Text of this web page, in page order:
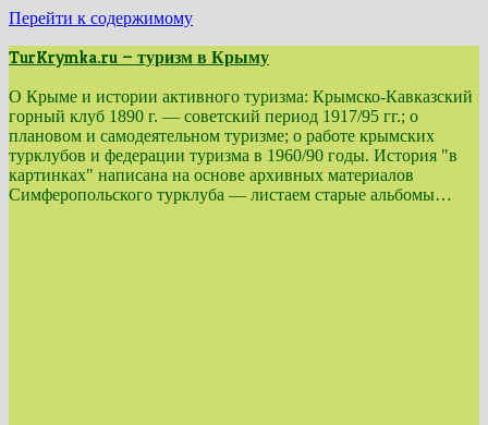
Перейти к содержимому
TurKrymka.ru — туризм в Крыму
О Крыме и истории активного туризма: Крымско-Кавказский
горный клуб 1890 г. — советский период 1917/95 гг.; о
плановом и самодеятельном туризме; о работе крымских
турклубов и федерации туризма в 1960/90 годы. История "в
картинках" написана на основе архивных материалов
Симферопольского турклуба — листаем старые альбомы…